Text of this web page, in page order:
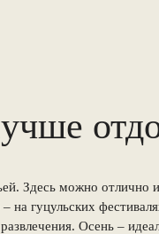
Здесь можно отлично
гуцульских
Осень –